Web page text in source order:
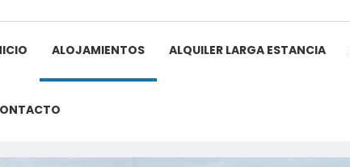
ALOJAMIENTOS ALQUILER LARGA ESTANCIA